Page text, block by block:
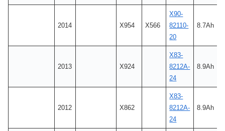
2014 X954 X566
X90-
82110-
20
8.7Ah
2013 X924
X83-
8212A-
24
8.9Ah
2012 X862
X83-
8212A-
24
8.9Ah